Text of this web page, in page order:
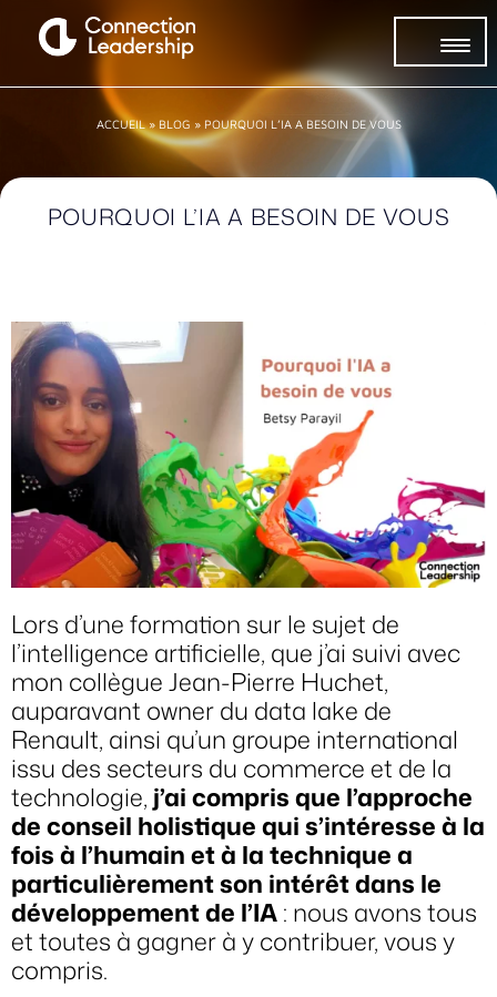
ACCUEIL» BLOG » POURQUOI L’IA A BESOIN DE VOUS
POURQUOI L’IA A BESOIN DE VOUS
Lors d’une formation sur le sujet de
l’intelligence artificielle, que j’ai suivi avec
mon collègue Jean-Pierre Huchet,
auparavant owner du data lake de
Renault, ainsi qu’un groupe international
issu des secteurs du commerce et de la
technologie, j’ai compris que l’approche
de conseil holistique qui s’intéresse à la
fois à l’humain et à la technique a
particulièrement son intérêt dans le
développement de l’IA: nous avons tous
et toutes à gagner à y contribuer, vous y
compris.